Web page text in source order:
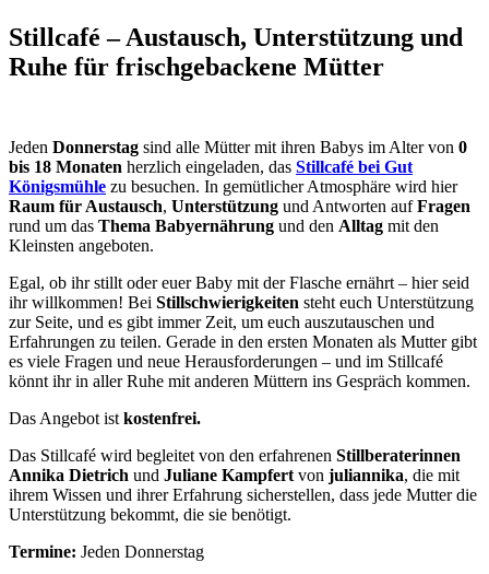
Stillcafé – Austausch, Unterstützung und
Ruhe für frischgebackene Mütter
Jeden Donnerstag sind alle Mütter mit ihren Babys im Alter von 0
bis 18 Monaten herzlich eingeladen, das Stillcafé bei Gut
Königsmühle zu besuchen. In gemütlicher Atmosphäre wird hier
Raum für Austausch, Unterstützung und Antworten aufFragen
rund um das Thema Babyernährung und den Alltag mit den
Kleinsten angeboten.
Egal, ob ihr stillt oder euer Baby mit der Flasche ernährt – hier seid
ihr willkommen! Bei Stillschwierigkeiten steht euch Unterstützung
zur Seite, und es gibt immer Zeit, um euch auszutauschen und
Erfahrungen zu teilen. Gerade in den ersten Monaten als Mutter gibt
es viele Fragen und neue Herausforderungen – und im Stillcafé
könnt ihr in aller Ruhe mit anderen Müttern ins Gespräch kommen.
Das Angebot ist kostenfrei.
Das Stillcafé wird begleitet von den erfahrenen Stillberaterinnen
Annika Dietrich und Juliane Kampfert von juliannika, die mit
ihrem Wissen und ihrer Erfahrung sicherstellen, dass jede Mutter die
Unterstützung bekommt, die sie benötigt.
Termine: Jeden Donnerstag